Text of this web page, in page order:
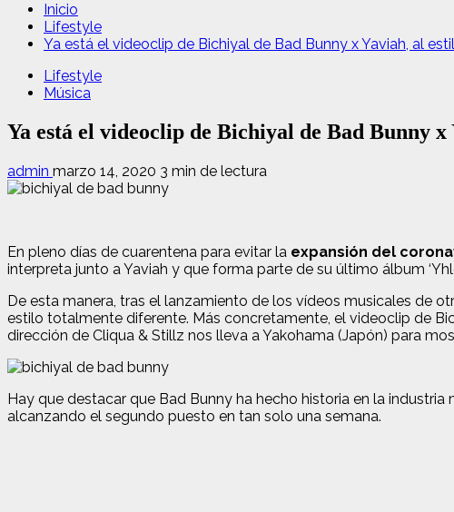
Inicio
Lifestyle
Ya está el videoclip de Bichiyal de Bad Bunny x Yaviah, al
Lifestyle
Música
Ya está el videoclip de Bichiyal de Bad Bunny
admin marzo 14, 2020 3 min de lectura
En pleno días de cuarentena para evitar la expansión del
interpreta junto a Yaviah y que forma parte de su último álbum
De esta manera, tras el lanzamiento de los vídeos musicales de
estilo totalmente diferente. Más concretamente, el videoclip de
dirección de Cliqua & Stillz nos lleva a Yakohama (Japón) para
Hay que destacar que Bad Bunny ha hecho historia en la
alcanzando el segundo puesto en tan solo una semana.